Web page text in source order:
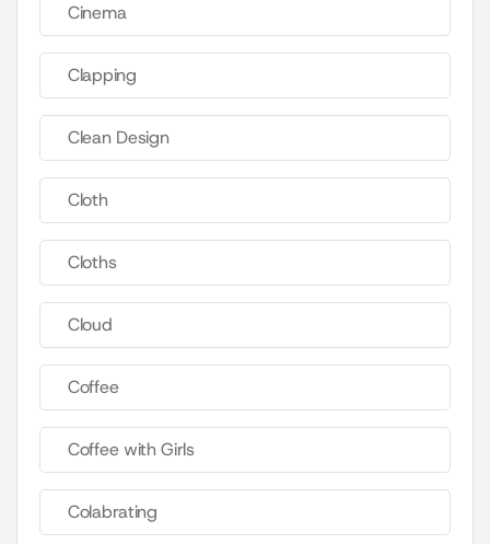
Cinema
Clapping
Clean Design
Cloth
Cloths
Cloud
Coffee
Coffee with Girls
Colabrating